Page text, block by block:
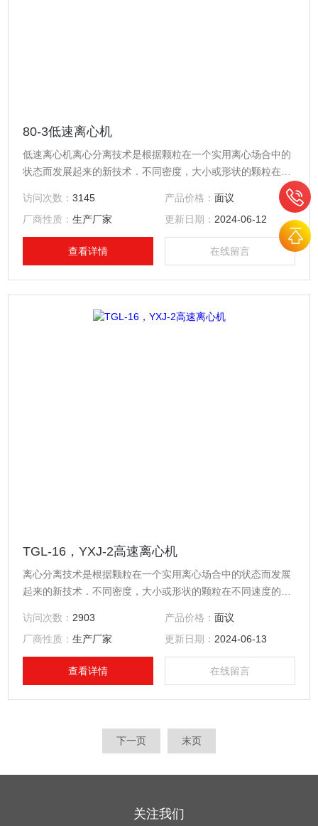
80-3低速离心机
低速离心机离心分离技术是根据颗粒在一个实用离心场合中的
状态而发展起来的新技术．不同密度，大小或形状的颗粒在不
同速度的离心场合中沉降．所以一个大体是球形非均匀的混合
物，可以用离心的方法加以分离．例如；收集细胞，分离血浆
／病毒／大肠杆菌／亚细胞成份／核蛋白颗粒等．
访问次数：3145 产品价格： 面议
厂商性质：生产厂家 更新日期： 2024-06-12
查看详情 在线留言
TGL-16，YXJ-2高速离心机
离心分离技术是根据颗粒在一个实用离心场合中的状态而发展
起来的新技术．不同密度，大小或形状的颗粒在不同速度的离
离心的方法加以分离．例如；收集细胞，分离血浆／病毒／大
肠杆菌／亚细胞成份／核蛋白颗粒等．
访问次数： 2903 产品价格： 面议
厂商性质：生产厂家 更新日期： 2024-06-13
查看详情 在线留言
下一页 末页
关注我们